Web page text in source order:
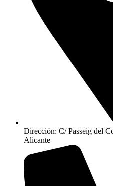
Dirección: C/ Passeig del
Alicante